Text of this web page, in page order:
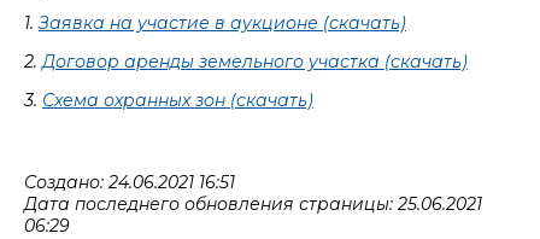
1.Заявка на участие в аукционе (скачать)
2.Договор аренды земельного участка (скачать)
3. Схема охранных зон (скачать)
Создано: 24.06.2021 16:51
Дата последнего обновления страницы: 25.06.2021
06:29